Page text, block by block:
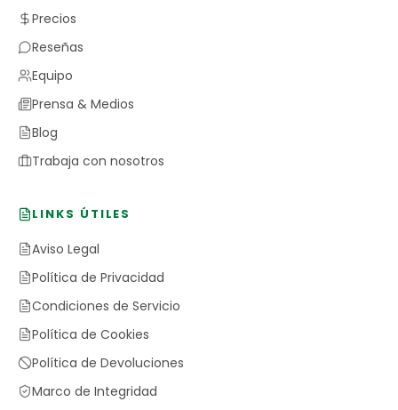
Precios
Reseñas
Equipo
Prensa & Medios
Blog
Trabaja con nosotros
LINKS ÚTILES
Aviso Legal
Política de Privacidad
Condiciones de Servicio
Política de Cookies
Política de Devoluciones
Marco de Integridad